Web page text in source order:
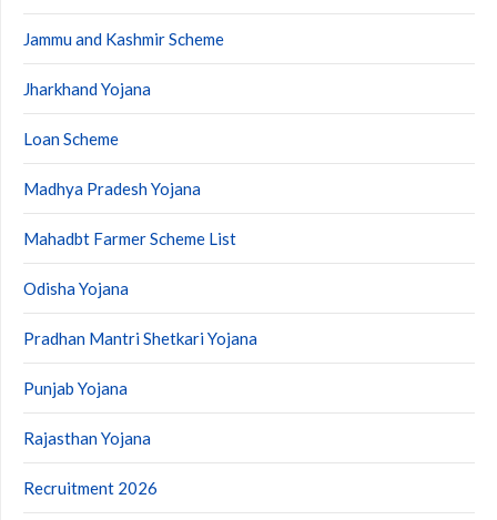
Jammu and Kashmir Scheme
Jharkhand Yojana
Loan Scheme
Madhya Pradesh Yojana
Mahadbt Farmer Scheme List
Odisha Yojana
Pradhan Mantri Shetkari Yojana
Punjab Yojana
Rajasthan Yojana
Recruitment 2026